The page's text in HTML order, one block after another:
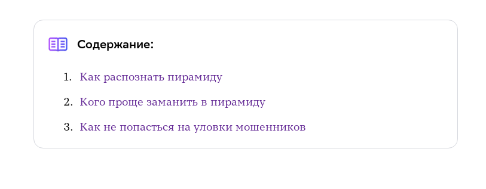
Содержание:
Как распознать пирамиду
Кого проще заманить в пирамиду
Как не попасться на уловки мошенников